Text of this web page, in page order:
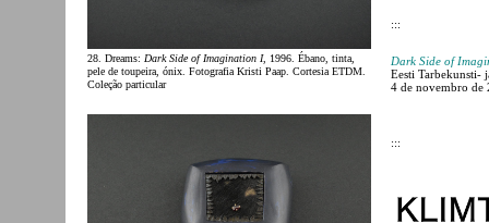
28. Dreams: Dark Side of Imagination I, 1996. Ébano, tinta,
pele de toupeira, ónix. Fotografia Kristi Paap. Cortesia ETDM.
Coleção particular
:::
Dark Side of
Eesti Tarbekunsti-
4 de novembro de
:::